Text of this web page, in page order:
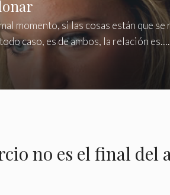
momento, si las cosas están que se
caso, es de ambos, la relación
no es el final del